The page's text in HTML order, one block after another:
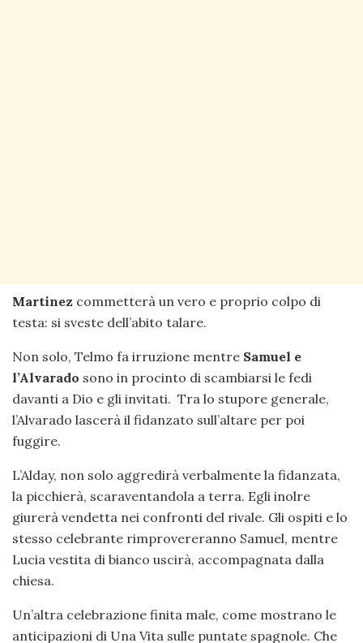
Martinez commetterà un vero e proprio colpo di
testa: si sveste dell’abito talare.
Non solo, Telmo fa irruzione mentre Samuel e
l’Alvarado sono in procinto di scambiarsi le fedi
davanti a Dio e gli invitati. Tra lo stupore generale,
l’Alvarado lascerà il fidanzato sull’altare per poi
fuggire.
L’Alday, non solo aggredirà verbalmente la fidanzata,
la picchierà, scaraventandola a terra. Egli inolre
giurerà vendetta nei confronti del rivale. Gli ospiti e lo
stesso celebrante rimprovereranno Samuel, mentre
Lucia vestita di bianco uscirà, accompagnata dalla
chiesa.
Un’altra celebrazione finita male, come mostrano le
anticipazioni di Una Vita sulle puntate spagnole. Che